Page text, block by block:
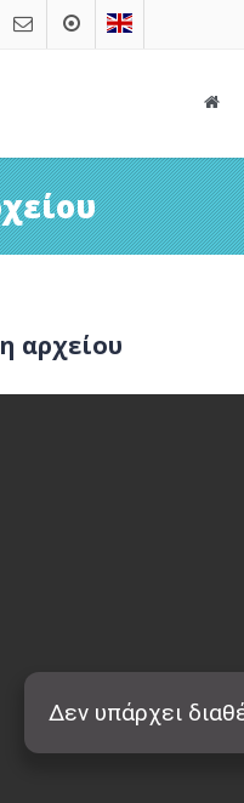
αρχείου